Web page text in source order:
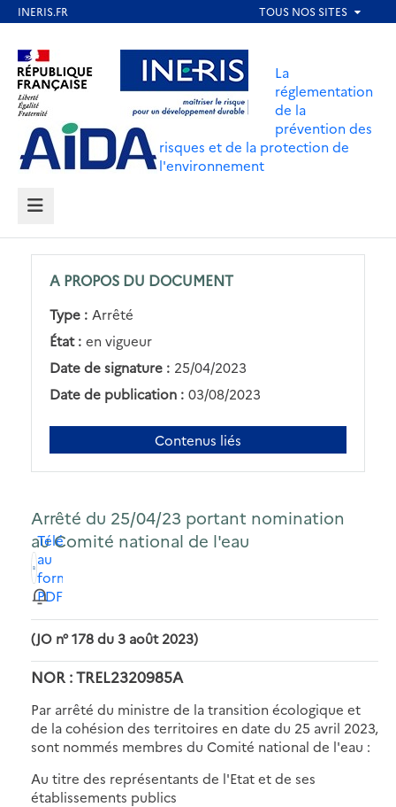
contenu
principal
Aller au contenu Aller au menu
Aller au pied de page
La
réglementation
de la
prévention des
risques et de la protection de
l'environnement
MENU
A PROPOS DU DOCUMENT
Type : Arrêté
État : en vigueur
Date de signature : 25/04/2023
Date de publication : 03/08/2023
Contenus liés
Arrêté du 25/04/23 portant nomination
au Comité national de l'eau
Télécharger
au
format
PDF
(JO n° 178 du 3 août 2023)
NOR : TREL2320985A
Par arrêté du ministre de la transition écologique et
de la cohésion des territoires en date du 25 avril 2023,
sont nommés membres du Comité national de l'eau :
Au titre des représentants de l'Etat et de ses
établissements publics